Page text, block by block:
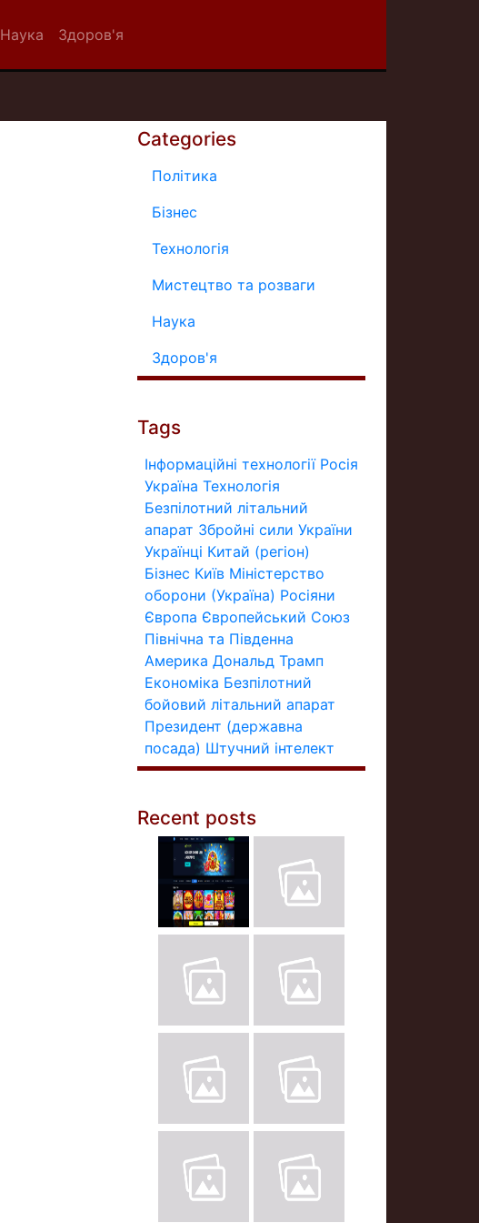
Наука Здоров'я
Categories
Політика
Бізнес
Технологія
Мистецтво та розваги
Наука
Здоров'я
Tags
Інформаційні технології Росія
Україна Технологія
Безпілотний літальний
апарат Збройні сили України
Українці Китай (регіон)
Бізнес Київ Міністерство
оборони (Україна) Росіяни
Європа Європейський Союз
Північна та Південна
Америка Дональд Трамп
Економіка Безпілотний
бойовий літальний апарат
Президент (державна
посада) Штучний інтелект
Recent posts